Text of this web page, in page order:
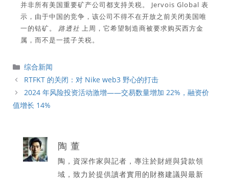
并非所有美国重要矿产公司都支持关税。 Jervois Global 表
示，由于中国的竞争，该公司不得不在开放之前关闭美国唯
一的钴矿。 路透社 上周，它希望制造商被要求购买西方金
属，而不是一揽子关税。
分
類
综合新闻
RTFKT 的关闭：对 Nike web3 野心的打击
2024 年风险投资活动激增——交易数量增加 22%，融资价
值增长 14%
陶 董
陶，資深作家與記者，專注於財經與貸款領
域，致力於提供讀者實用的財務建議與最新